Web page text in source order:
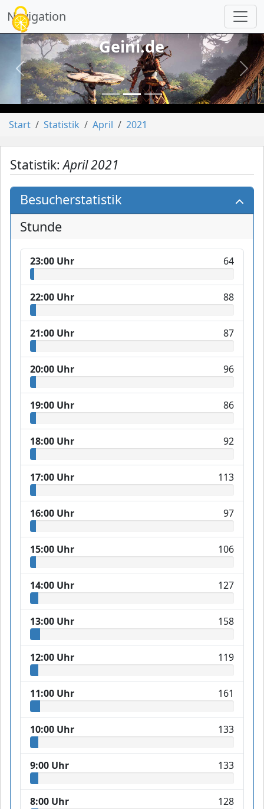
Navigation
vorheriges
Geini.de
Start Statistik April 2021
Statistik:April 2021
Besucherstatistik
Stunde
23:00 Uhr 64
22:00 Uhr 88
21:00 Uhr 87
20:00 Uhr 96
19:00 Uhr 86
18:00 Uhr 92
17:00 Uhr 113
16:00 Uhr 97
15:00 Uhr 106
14:00 Uhr 127
13:00 Uhr 158
12:00 Uhr 119
11:00 Uhr 161
10:00 Uhr 133
9:00 Uhr 133
8:00 Uhr 128
Cookie-Einstellungen